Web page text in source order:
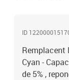
ID
Remplacent
Cyan -
de 5% ,